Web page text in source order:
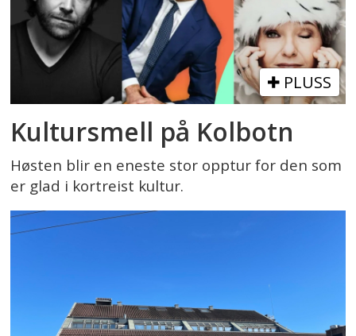
PLUSS
Kultursmell på Kolbotn
Høsten blir en eneste stor opptur for den som
er glad i kortreist kultur.